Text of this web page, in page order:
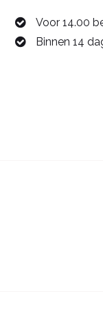
mm
0068010L
Voor 14.00
Binnen 14